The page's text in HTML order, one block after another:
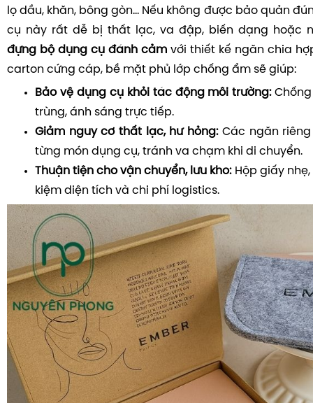
lọ dầu, khăn, bông gòn... Nếu không được bảo quản
cụ này rất dễ bị thất lạc, va đập, biến dạng hoặc
đựng bộ dụng cụ đánh cảm với thiết kế ngăn chia
carton cứng cáp, bề mặt phủ lớp chống ẩm sẽ giúp:
Bảo vệ dụng cụ khỏi tác động môi trường:Chống
trùng, ánh sáng trực tiếp.
Giảm nguy cơ thất lạc, hư hỏng:Các ngăn
từng món dụng cụ, tránh va chạm khi di chuyển.
Thuận tiện cho vận chuyển, lưu kho:Hộp giấy nhẹ,
kiệm diện tích và chi phí logistics.